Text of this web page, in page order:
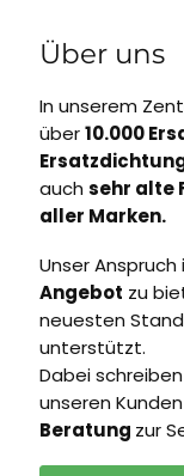
Über uns
In unserem
über10.000
auch sehr alte
aller Marken.
Unser
Angebot zu
neuesten
unterstützt.
Dabei
unseren
Beratung zur